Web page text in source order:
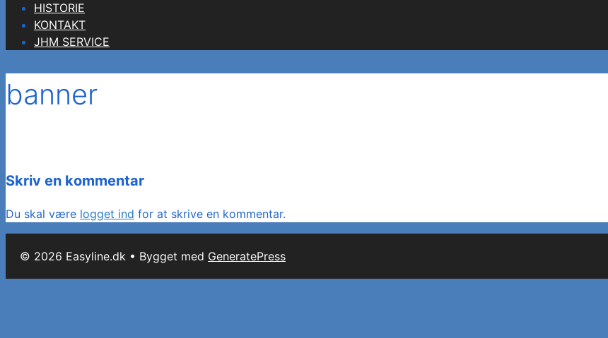
HISTORIE
KONTAKT
JHM SERVICE
banner
Skriv en kommentar
Du skal være logget ind for at skrive en kommentar.
© 2026 Easyline.dk • Bygget med GeneratePress